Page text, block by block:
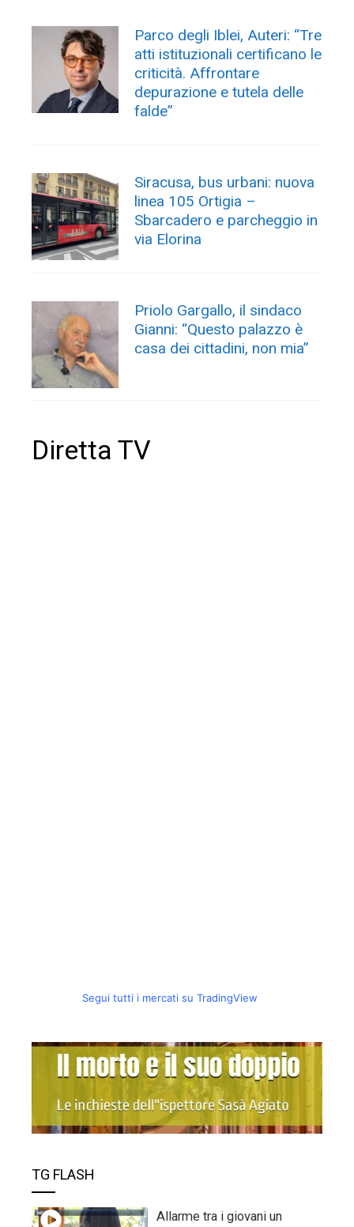
Parco degli Iblei, Auteri: “Tre
atti istituzionali certificano le
criticità. Affrontare
depurazione e tutela delle
falde”
Siracusa, bus urbani: nuova
linea 105 Ortigia –
Sbarcadero e parcheggio in
via Elorina
Priolo Gargallo, il sindaco
Gianni: “Questo palazzo è
casa dei cittadini, non mia”
Diretta TV
Segui tutti i mercati su TradingView
TG FLASH
Allarme tra i giovani un